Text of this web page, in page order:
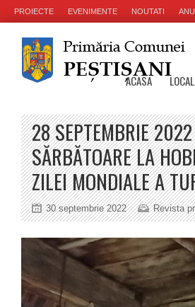
PROIECTE EVENIMENTE NOUTATI
ACASA
28 SEPTEMBRIE
SĂRBĂTOARE LA
ZILEI MONDIALE A
30 septembrie 2022 Revista